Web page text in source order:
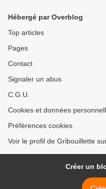
Hébergé par Overblog
Top articles
Pages
Contact
Signaler un abus
C.G.U.
Cookies et données
Préférences cookies
Voir le profil de Gribouillette
Créer un